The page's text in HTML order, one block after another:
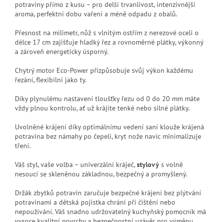
potraviny přímo z kusu – pro delší trvanlivost, intenzivnější
aroma, perfektní dobu vaření a méně odpadu z obalů.
Přesnost na milimetr, nůž s vlnitým ostřím z nerezové oceli o
délce 17 cm zajišťuje hladký řez a rovnoměrné plátky, výkonný
a zároveň energeticky úsporný.
Chytrý motor Eco-Power přizpůsobuje svůj výkon každému
řezání, flexibilní jako ty.
Díky plynulému nastavení tloušťky řezu od 0 do 20 mm máte
vždy plnou kontrolu, ať už krájíte tenké nebo silné plátky.
Uvolněné krájení díky optimálnímu vedení saní klouže krájená
potravina bez námahy po čepeli, kryt nože navíc minimalizuje
tření.
Váš styl, vaše volba – univerzální kráječ,stylový s volně
nesoucí se skleněnou základnou, bezpečný a promyšlený.
Držák zbytků potravin zaručuje bezpečné krájení bez plýtvání
potravinami a dětská pojistka chrání při čištění nebo
nepoužívání. Váš snadno udržovatelný kuchyňský pomocník má